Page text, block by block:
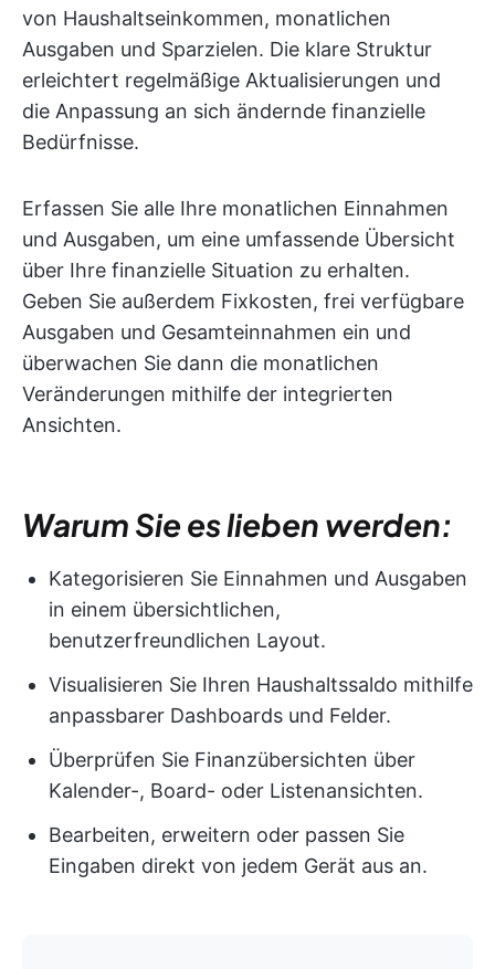
von Haushaltseinkommen, monatlichen
Ausgaben und Sparzielen. Die klare Struktur
erleichtert regelmäßige Aktualisierungen und
die Anpassung an sich ändernde finanzielle
Bedürfnisse.
Erfassen Sie alle Ihre monatlichen Einnahmen
und Ausgaben, um eine umfassende Übersicht
über Ihre finanzielle Situation zu erhalten.
Geben Sie außerdem Fixkosten, frei verfügbare
Ausgaben und Gesamteinnahmen ein und
überwachen Sie dann die monatlichen
Veränderungen mithilfe der integrierten
Ansichten.
Warum Sie es lieben werden:
Kategorisieren Sie Einnahmen und Ausgaben
in einem übersichtlichen,
benutzerfreundlichen Layout.
Visualisieren Sie Ihren Haushaltssaldo mithilfe
anpassbarer Dashboards und Felder.
Überprüfen Sie Finanzübersichten über
Kalender-, Board- oder Listenansichten.
Bearbeiten, erweitern oder passen Sie
Eingaben direkt von jedem Gerät aus an.